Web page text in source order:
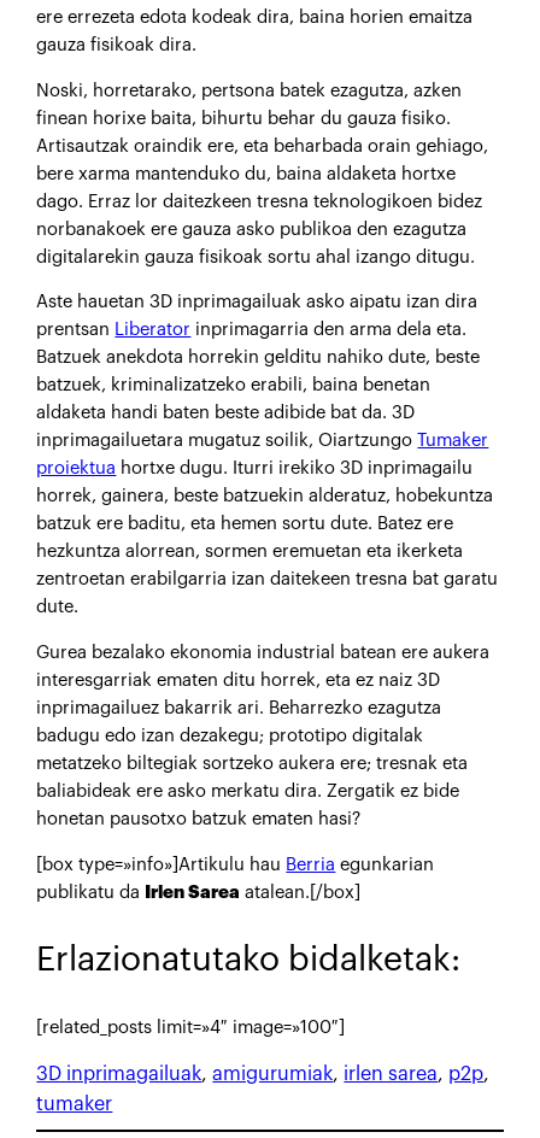
ere errezeta edota kodeak dira, baina horien emaitza
gauza fisikoak dira.
Noski, horretarako, pertsona batek ezagutza, azken
finean horixe baita, bihurtu behar du gauza fisiko.
Artisautzak oraindik ere, eta beharbada orain gehiago,
bere xarma mantenduko du, baina aldaketa hortxe
dago. Erraz lor daitezkeen tresna teknologikoen bidez
norbanakoek ere gauza asko publikoa den ezagutza
digitalarekin gauza fisikoak sortu ahal izango ditugu.
Aste hauetan 3D inprimagailuak asko aipatu izan dira
prentsan Liberator inprimagarria den arma dela eta.
Batzuek anekdota horrekin gelditu nahiko dute, beste
batzuek, kriminalizatzeko erabili, baina benetan
aldaketa handi baten beste adibide bat da. 3D
inprimagailuetara mugatuz soilik, Oiartzungo
Tumaker
proiektua hortxe dugu. Iturri irekiko 3D inprimagailu
horrek, gainera, beste batzuekin alderatuz, hobekuntza
batzuk ere baditu, eta hemen sortu dute. Batez ere
hezkuntza alorrean, sormen eremuetan eta ikerketa
zentroetan erabilgarria izan daitekeen tresna bat garatu
dute.
Gurea bezalako ekonomia industrial batean ere aukera
interesgarriak ematen ditu horrek, eta ez naiz 3D
inprimagailuez bakarrik ari. Beharrezko ezagutza
badugu edo izan dezakegu; prototipo digitalak
metatzeko biltegiak sortzeko aukera ere; tresnak eta
baliabideak ere asko merkatu dira. Zergatik ez bide
honetan pausotxo batzuk ematen hasi?
[box type=»info»]Artikulu hau Berria egunkarian
publikatu da
Irlen Sarea atalean.[/box]
Erlazionatutako bidalketak:
[related_posts limit=»4″ image=»100″]
3D inprimagailuak, amigurumiak, irlen sarea, p2p
tumaker